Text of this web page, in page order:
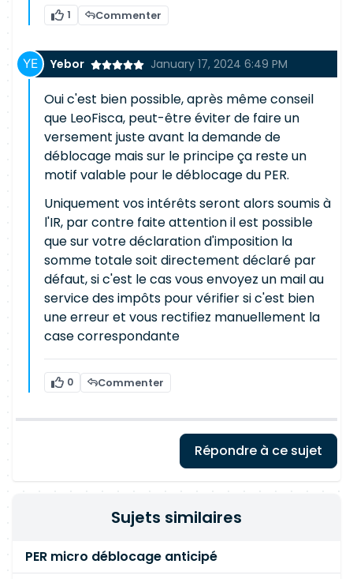
1 Commenter
Yebor January 17, 2024 6:49 PM
Oui c'est bien possible, après même conseil
que LeoFisca, peut-être éviter de faire un
versement juste avant la demande de
déblocage mais sur le principe ça reste un
motif valable pour le déblocage du PER.
Uniquement vos intérêts seront alors soumis à
l'IR, par contre faite attention il est possible
que sur votre déclaration d'imposition la
somme totale soit directement déclaré par
défaut, si c'est le cas vous envoyez un mail au
service des impôts pour vérifier si c'est bien
une erreur et vous rectifiez manuellement la
case correspondante
0 Commenter
Répondre à ce sujet
Sujets similaires
PER micro déblocage anticipé